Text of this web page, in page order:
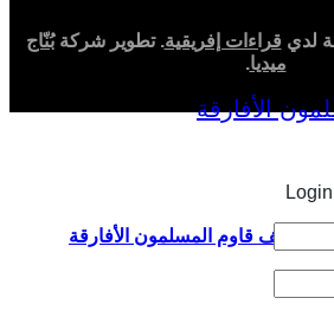
كيف قاوم المسلمون الأفارقة
لدي قراءات إفريقية. تطوير شركةبُنّاج
ميديا.